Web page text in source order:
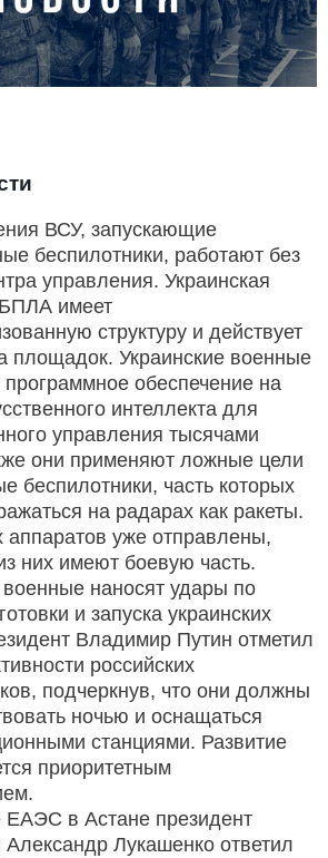
ВСУ, запускающие
беспилотники, работают без
управления. Украинская
имеет
структуру и действует
площадок. Украинские военные
программное обеспечение на
интеллекта для
управления тысячами
они применяют ложные цели
беспилотники, часть которых
на радарах как ракеты.
аппаратов уже отправлены,
них имеют боевую часть.
военные наносят удары по
и запуска украинских
Владимир Путин отметил
российских
подчеркнув, что они должны
ночью и оснащаться
станциями. Развитие
приоритетным
ЕАЭС в Астане президент
Александр Лукашенко ответил